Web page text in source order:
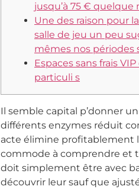
jusqu’à 75 € quelque
Une des raison pour
salle de jeu un peu
mêmes nos périodes
Espaces sans frais
particuli s
Il semble capital p’donner
différents enzymes réduit
acte élimine profitablement
commode à comprendre et
doit simplement être avec
découvrir leur sauf que